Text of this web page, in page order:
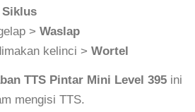
Siklus
> Waslap
kelinci > Wortel
TTS Pintar Mini Level 395 ini
mengisi TTS.